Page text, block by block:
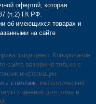
офертой, которая
(п.2) ГК РФ.
об имеющихся товарах и
на сайте
защищены. Копирование
сайта возможно только с
информации.
стеллаж, металлический
хранения для дома и